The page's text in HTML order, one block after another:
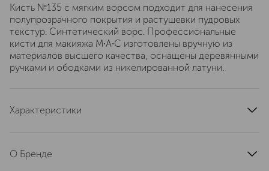
Кисть №135 с мягким ворсом подходит для нанесения
полупрозрачного покрытия и растушевки пудровых
текстур. Синтетический ворс. Профессиональные
кисти для макияжа M∙A∙C изготовлены вручную из
материалов высшего качества, оснащены деревянными
ручками и ободками из никелированной латуни.
Характеристики
артикул
О Бренде